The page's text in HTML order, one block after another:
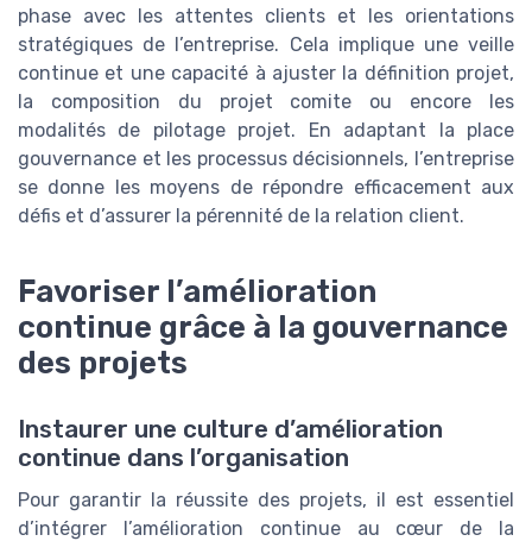
phase avec les attentes clients et les orientations
stratégiques de l’entreprise. Cela implique une veille
continue et une capacité à ajuster la définition projet,
la composition du projet comite ou encore les
modalités de pilotage projet. En adaptant la place
gouvernance et les processus décisionnels, l’entreprise
se donne les moyens de répondre efficacement aux
défis et d’assurer la pérennité de la relation client.
Favoriser l’amélioration
continue grâce à la gouvernance
des projets
Instaurer une culture d’amélioration
continue dans l’organisation
Pour garantir la réussite des projets, il est essentiel
d’intégrer l’amélioration continue au cœur de la